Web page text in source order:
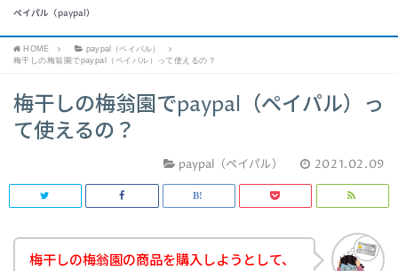
ペイパル（paypal）
HOME
paypal（ペイパル）
梅干しの梅翁園でpaypal（ペイパル）って使えるの？
梅干しの梅翁園でpaypal（ペイパル）っ
て使えるの？
paypal（ペイパル） 2021.02.09
梅干しの梅翁園の商品を購入しようとして、